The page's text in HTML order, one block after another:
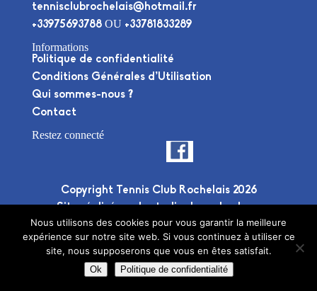
tennisclubrochelais@hotmail.fr
+33975693788OU +33781833289
Informations
Politique de confidentialité
Conditions Générales d’Utilisation
Qui sommes-nous ?
Contact
Restez connecté
Copyright Tennis Club Rochelais 2026
Site réalisé par lestudio deuxplusdeux
Nous utilisons des cookies pour vous garantir la meilleure
expérience sur notre site web. Si vous continuez à utiliser ce
site, nous supposerons que vous en êtes satisfait.
Ok Politique de confidentialité